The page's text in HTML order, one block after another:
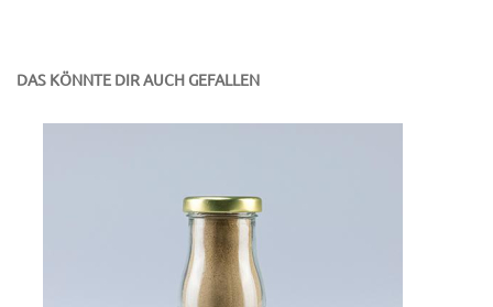
DAS KÖNNTE DIR AUCH GEFALLEN